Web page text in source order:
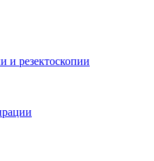
и резектоскопии